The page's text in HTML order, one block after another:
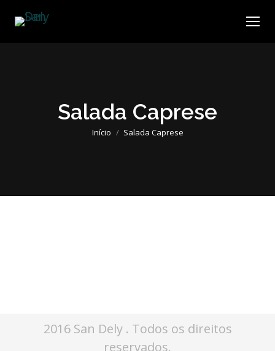
Salada Caprese
Você está aqui:
Início Salada Caprese
2016 San Dely . Todos os direitos
reservados.